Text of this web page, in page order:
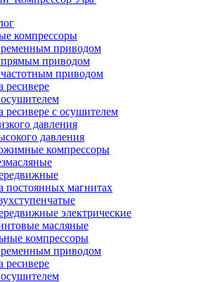
компрессоры
приводом
приводом
приводом
ресивере
ресивере с осушителем
давления
давления
компрессоры
постоянных магнитах
электрические
масляные
компрессоры
приводом
ресивере